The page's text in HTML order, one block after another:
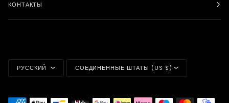
КОНТАКТЫ
ЯЗЫК
РУССКИЙ
ВАЛЮТА
СОЕДИНЕННЫЕ ШТАТЫ (US $)